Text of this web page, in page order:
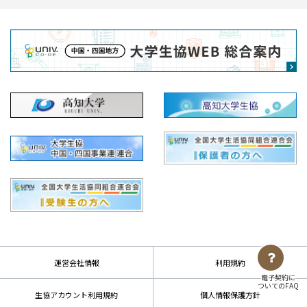
運営会社情報 利用規約
生協アカウント利用規約 個人情報保護方針
電子契約に
ついてのFAQ